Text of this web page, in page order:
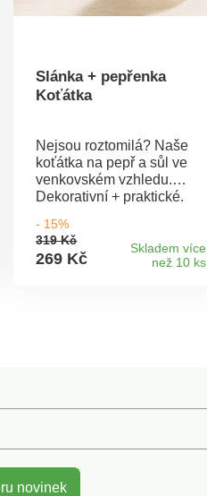
Slánka + pepřenka
Koťátka
Nejsou roztomilá? Naše
koťátka na pepř a sůl ve
venkovském vzhledu.
Dekorativní + praktické.
- 15%
319 Kč
269 Kč
Skladem více
než 10 ks
novinek